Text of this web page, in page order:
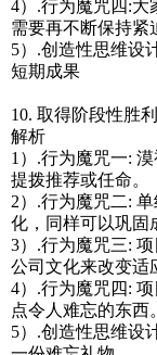
4）.行为魔咒四:大
需要再不断保持紧
5）.创造性思维设
短期成果
10. 取得阶段性胜
解析
1）.行为魔咒一:
提拨推荐或任命。
2）.行为魔咒二:
化，同样可以巩固
3）.行为魔咒三:
公司文化来改变适
4）.行为魔咒四:
点令人难忘的东西。
5）.创造性思维设